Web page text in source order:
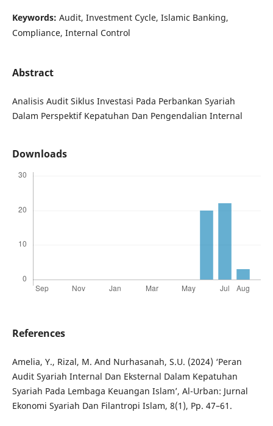
Keywords: Audit, Investment Cycle, Islamic Banking,
Compliance, Internal Control
Abstract
Analisis Audit Siklus Investasi Pada Perbankan Syariah
Dalam Perspektif Kepatuhan Dan Pengendalian Internal
Downloads
References
Amelia, Y., Rizal, M. And Nurhasanah, S.U. (2024) ‘Peran
Audit Syariah Internal Dan Eksternal Dalam Kepatuhan
Syariah Pada Lembaga Keuangan Islam’, Al-Urban: Jurnal
Ekonomi Syariah Dan Filantropi Islam, 8(1), Pp. 47–61.